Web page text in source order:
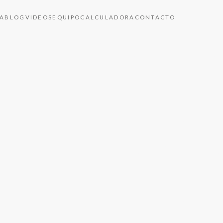
BLOG VIDEOS EQUIPO CALCULADORA CONTACTO